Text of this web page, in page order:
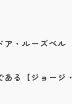
ア・ルーズベル
る【ジョージ・